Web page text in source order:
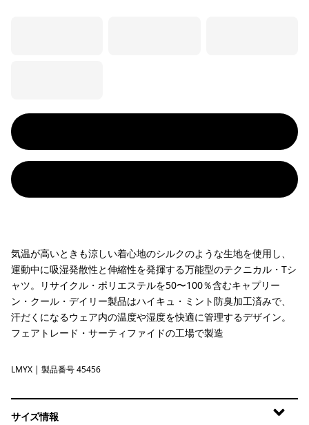
気温が高いときも涼しい着心地のシルクのような生地を使用し、
運動中に吸湿発散性と伸縮性を発揮する万能型のテクニカル・Tシ
ャツ。リサイクル・ポリエステルを50〜100％含むキャプリー
ン・クール・デイリー製品はハイキュ・ミント防臭加工済みで、
汗だくになるウェア内の温度や湿度を快適に管理するデザイン。
フェアトレード・サーティファイドの工場で製造
Limestone Yellow - Light Limestone Yellow X-Dye
LMYX | 製品番号 45456
サイズ情報